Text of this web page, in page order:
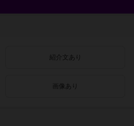
紹介文あり
画像あり